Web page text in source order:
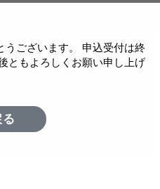
うございます。 申込受付は終
ともよろしくお願い申し上げ
る